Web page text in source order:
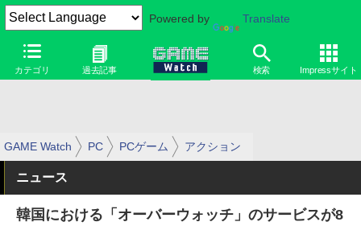
Powered by Translate
カテゴリ 過去記事 検索 Impressサイト
GAME Watch PC PCゲーム アクション
ニュース
韓国における「オーバーウォッチ」のサービスが8